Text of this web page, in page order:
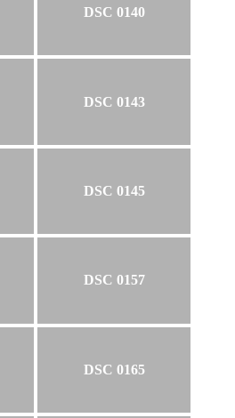
DSC 0140
DSC 0143
DSC 0145
DSC 0157
DSC 0165